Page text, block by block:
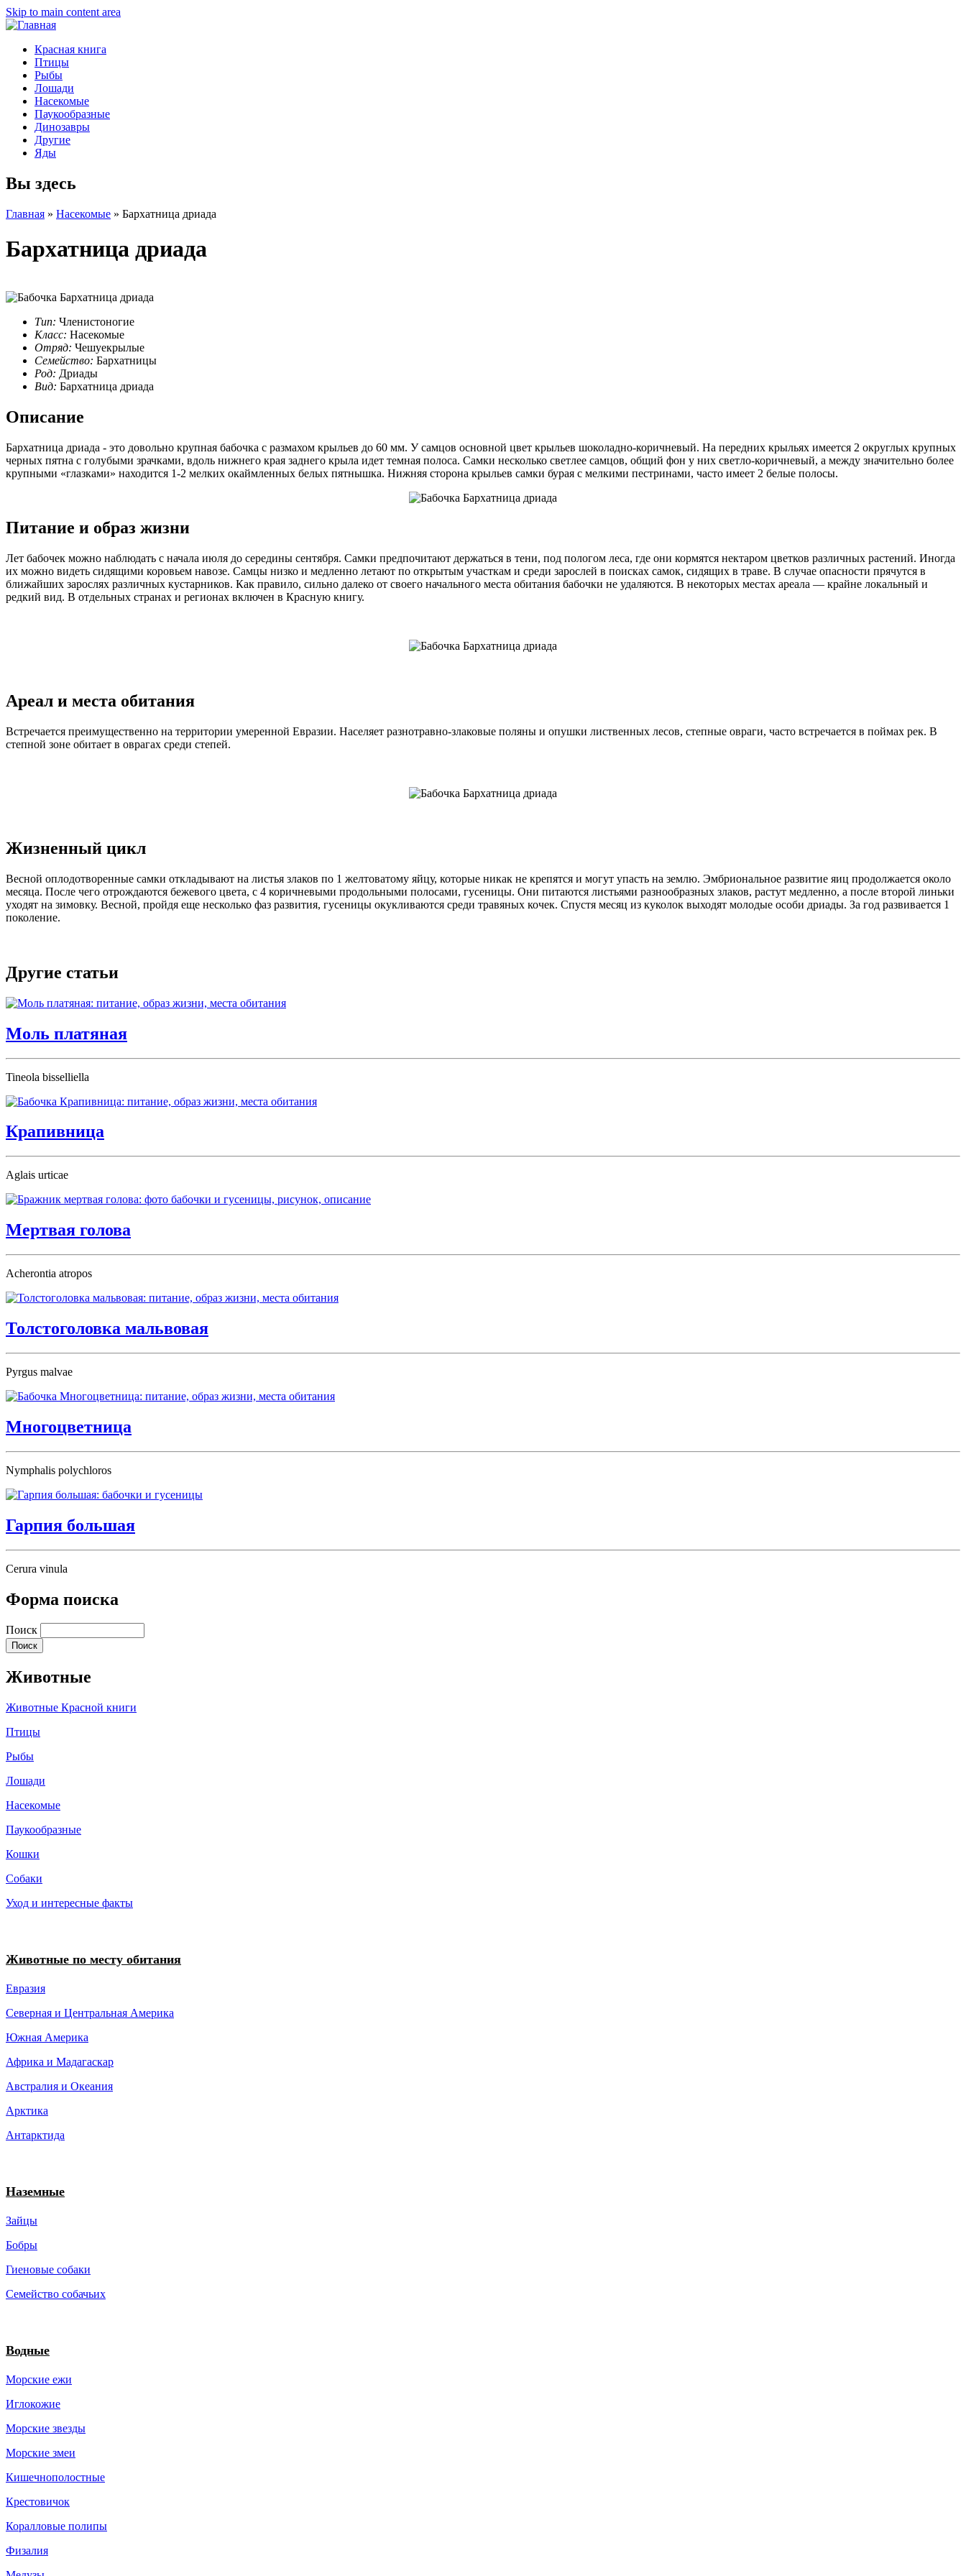
Skip to main content area
Красная книга
Птицы
Рыбы
Лошади
Насекомые
Паукообразные
Динозавры
Другие
Яды
Вы здесь
Главная » Насекомые » Бархатница дриада
Бархатница дриада
Тип: Членистоногие
Класс: Насекомые
Отряд: Чешуекрылые
Семейство: Бархатницы
Род: Дриады
Вид: Бархатница дриада
Описание
Бархатница дриада - это довольно крупная бабочка с размахом крыльев до 60 мм. У самцов основной цвет крыльев шоколадно-коричневый. На передних крыльях имеется 2 округлых крупных
черных пятна с голубыми зрачками, вдоль нижнего края заднего крыла идет темная полоса. Самки несколько светлее самцов, общий фон у них светло-коричневый, а между значительно более
крупными «глазками» находится 1-2 мелких окаймленных белых пятнышка. Нижняя сторона крыльев самки бурая с мелкими пестринами, часто имеет 2 белые полосы.
Питание и образ жизни
Лет бабочек можно наблюдать с начала июля до середины сентября. Самки предпочитают держаться в тени, под пологом леса, где они кормятся нектаром цветков различных растений. Иногда
их можно видеть сидящими коровьем навозе. Самцы низко и медленно летают по открытым участкам и среди зарослей в поисках самок, сидящих в траве. В случае опасности прячутся в
ближайших зарослях различных кустарников. Как правило, сильно далеко от своего начального места обитания бабочки не удаляются. В некоторых местах ареала — крайне локальный и
редкий вид. В отдельных странах и регионах включен в Красную книгу.
Ареал и места обитания
Встречается преимущественно на территории умеренной Евразии. Населяет разнотравно-злаковые поляны и опушки лиственных лесов, степные овраги, часто встречается в поймах рек. В
степной зоне обитает в оврагах среди степей.
Жизненный цикл
Весной оплодотворенные самки откладывают на листья злаков по 1 желтоватому яйцу, которые никак не крепятся и могут упасть на землю. Эмбриональное развитие яиц продолжается около
месяца. После чего отрождаются бежевого цвета, с 4 коричневыми продольными полосами, гусеницы. Они питаются листьями разнообразных злаков, растут медленно, а после второй линьки
уходят на зимовку. Весной, пройдя еще несколько фаз развития, гусеницы окукливаются среди травяных кочек. Спустя месяц из куколок выходят молодые особи дриады. За год развивается 1
поколение.
Другие статьи
Моль платяная
Tineola bisselliella
Крапивница
Aglais urticae
Мертвая голова
Acherontia atropos
Толстоголовка мальвовая
Pyrgus malvae
Многоцветница
Nymphalis polychloros
Гарпия большая
Cerura vinula
Форма поиска
Поиск
Животные
Животные Красной книги
Птицы
Рыбы
Лошади
Насекомые
Паукообразные
Кошки
Собаки
Уход и интересные факты
Животные по месту обитания
Евразия
Северная и Центральная Америка
Южная Америка
Африка и Мадагаскар
Австралия и Океания
Арктика
Антарктида
Наземные
Зайцы
Бобры
Гиеновые собаки
Семейство собачьих
Водные
Морские ежи
Иглокожие
Морские звезды
Морские змеи
Кишечнополостные
Крестовичок
Коралловые полипы
Физалия